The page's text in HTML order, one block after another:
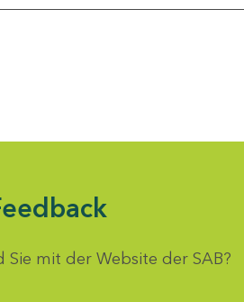
Sie mit der Website der SAB?